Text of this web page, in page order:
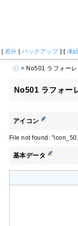
| 差分 |バックアップ] [ 凍結
> No501 ラフォーレ
No501 ラフォー
アイコン
File not found:
基本データ